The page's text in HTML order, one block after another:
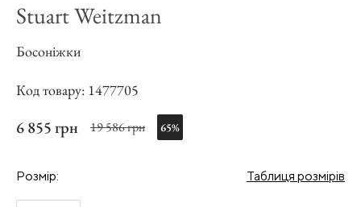
Stuart Weitzman
Босоніжки
Код товару: 1477705
6 855 грн 19 586 грн 65%
Розмір: Таблиця розмірів